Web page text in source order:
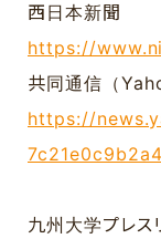
西日本新聞
https://
共同通信（
https://
九州大学プレス